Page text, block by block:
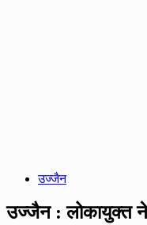
उज्जैन
उज्जैन : लोकायुक्त ने